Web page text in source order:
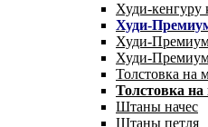
Худи-кенгуру
Худи-
Худи-
Худи-
Толстовка на
Толстовка
Штаны начес
Штаны петля